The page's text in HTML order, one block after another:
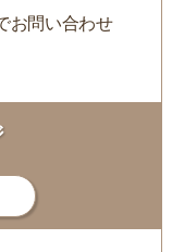
お問い合わせ